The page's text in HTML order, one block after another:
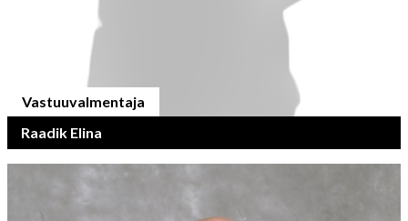
Vastuuvalmentaja
Raadik Elina